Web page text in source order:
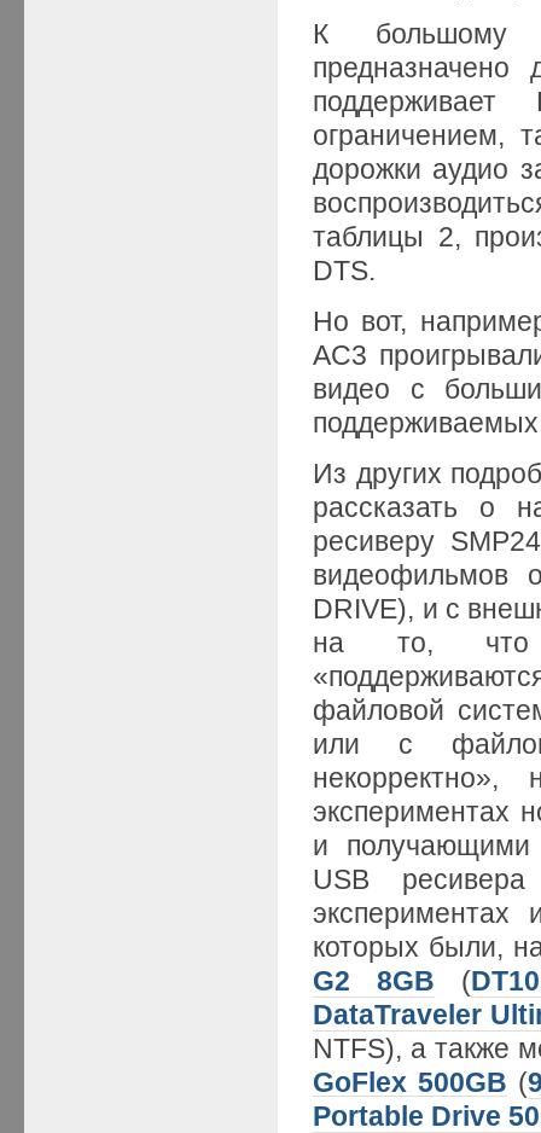
К большому
ограничением,
дорожки аудио
таблицы 2,
DTS.
Но вот,
AC3
видео с
Из других
рассказать о
ресиверу
видеофильмов
DRIVE), и с
на то, что
файловой
или с
экспериментах
и получающими
USB
экспериментах
которых были,
G2 8GB (
DataTraveler
NTFS), а также
GoFlex 500GB (
Portable Drive